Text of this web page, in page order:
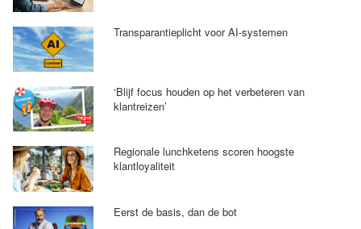
Transparantieplicht voor AI-systemen
‘Blijf focus houden op het verbeteren van
klantreizen’
Regionale lunchketens scoren hoogste
klantloyaliteit
Eerst de basis, dan de bot